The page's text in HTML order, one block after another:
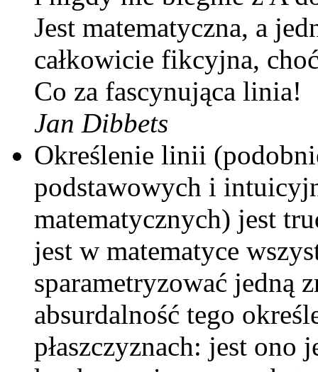
Jest matematyczna, a
całkowicie fikcyjna,
Co za fascynująca linia!
Jan Dibbets
Określenie linii
podstawowych i
matematycznych) jest
jest w matematyce
sparametryzować jedną
absurdalność tego
płaszczyznach: jest ono